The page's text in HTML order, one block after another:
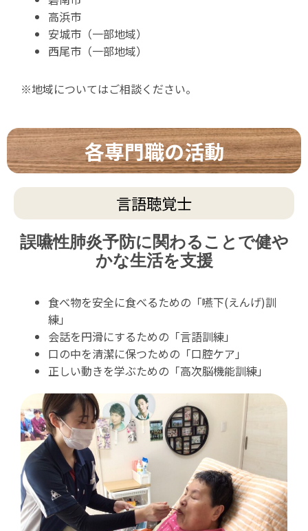
高浜市
安城市（一部地域）
西尾市（一部地域）
※地域についてはご相談ください。
各専門職の活動
言語聴覚士
誤嚥性肺炎予防に関わることで健や
かな生活を支援
食べ物を安全に食べるための「嚥下(えんげ)訓
練」
会話を円滑にするための「言語訓練」
口の中を清潔に保つための「口腔ケア」
正しい動きを学ぶための「高次脳機能訓練」